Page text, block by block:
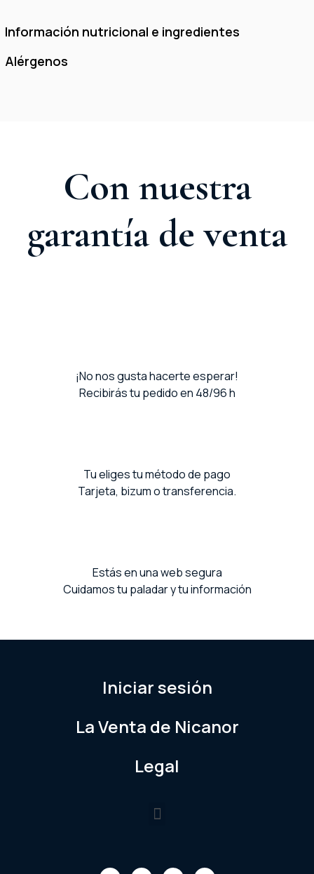
Información nutricional e ingredientes
Alérgenos
Con nuestra
garantía de venta
¡No nos gusta hacerte esperar!
Recibirás tu pedido en 48/96 h
Tu eliges tu método de pago
Tarjeta, bizum o transferencia.
Estás en una web segura
Cuidamos tu paladar y tu información
Iniciar sesión
La Venta de Nicanor
Legal